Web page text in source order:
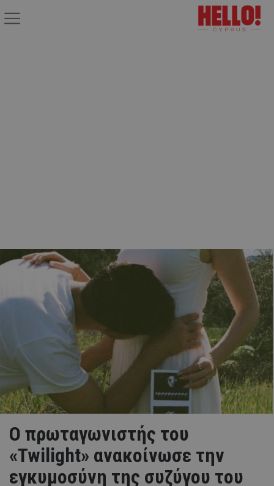
Ο πρωταγωνιστής του
«Twilight» ανακοίνωσε την
εγκυμοσύνη της συζύγου του